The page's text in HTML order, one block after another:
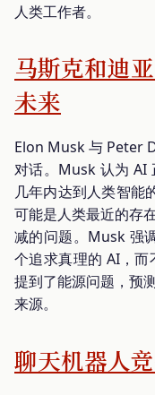
人类工作者。
马斯克和迪
未来
Elon Musk 与 Peter
对话。Musk 认为 AI
几年内达到人类智能
可能是人类最近的存
减的问题。Musk 强
个追求真理的 AI，
提到了能源问题，预
来源。
聊天机器人